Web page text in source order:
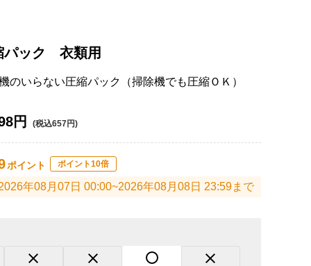
パック 衣類用
のいらない圧縮パック（掃除機でも圧縮ＯＫ）
円 (税込657円)
ポイント ポイント10倍
年08月07日 00:00~2026年08月08日 23:59まで